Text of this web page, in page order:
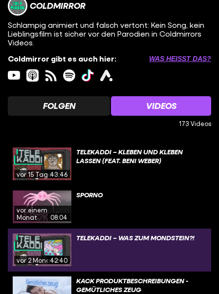
COLDMIRROR
Schlampig animiert und falsch vertont: Kein Song, kein
Lieblingsfilm ist sicher vor den Parodien in Coldmirrors
Videos.
Coldmirror gibt es auch hier:
WAS HEISST DAS?
FOLGEN VIDEOS
173 Videos
vor 15 Tagen43:46
TELEKADDI – KLEBEN UND KLEBEN
LASSEN (FEAT. BENI WEBER)
vor einem
Monat
08:04
SPORNO
vor 2 Monaten
42:40
TELEKADDI – WAS ZUM MONDSTEIN?!
KACK PRODUKTBESCHREIBUNGEN -
GEMÜTLICHES ZEUG